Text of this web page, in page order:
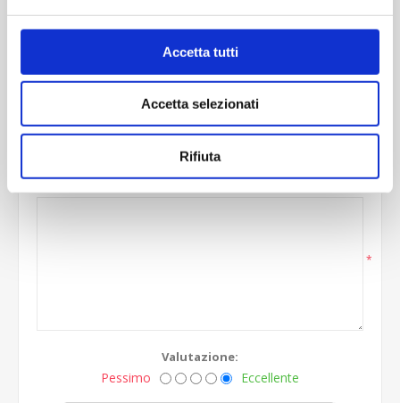
Accetta tutti
Accetta selezionati
Rifiuta
Solo gli utenti registrati possono scrivere
recensioni
Titolo della recensione:
*
Testo della recensione:
*
Valutazione:
Pessimo Eccellente